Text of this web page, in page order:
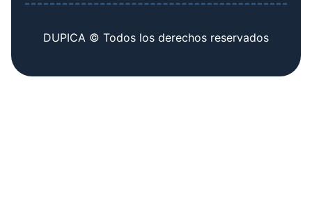
DUPICA © Todos los derechos reservados